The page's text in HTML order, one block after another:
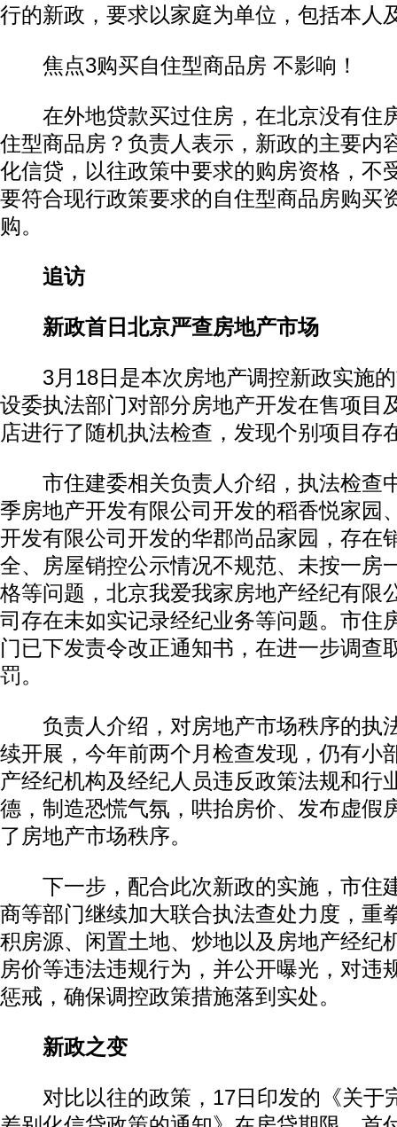
行的新政，要求以家庭为单位，包括本人
焦点3购买自住型商品房 不影响！
在外地贷款买过住房，在北京没有住
住型商品房？负责人表示，新政的主要内
化信贷，以往政策中要求的购房资格，不
要符合现行政策要求的自住型商品房购买
购。
追访
新政首日北京严查房地产市场
3月18日是本次房地产调控新政实施的
设委执法部门对部分房地产开发在售项目
店进行了随机执法检查，发现个别项目存
市住建委相关负责人介绍，执法检查
季房地产开发有限公司开发的稻香悦家园
开发有限公司开发的华郡尚品家园，存在
全、房屋销控公示情况不规范、未按一房
格等问题，北京我爱我家房地产经纪有限
司存在未如实记录经纪业务等问题。市住
门已下发责令改正通知书，在进一步调查
罚。
负责人介绍，对房地产市场秩序的执
续开展，今年前两个月检查发现，仍有小
产经纪机构及经纪人员违反政策法规和行
德，制造恐慌气氛，哄抬房价、发布虚假
了房地产市场秩序。
下一步，配合此次新政的实施，市住
商等部门继续加大联合执法查处力度，重
积房源、闲置土地、炒地以及房地产经纪
房价等违法违规行为，并公开曝光，对违
惩戒，确保调控政策措施落到实处。
新政之变
对比以往的政策，17日印发的《关于
动物系恋人啊 | 钟欣潼体验爱情哲学 南